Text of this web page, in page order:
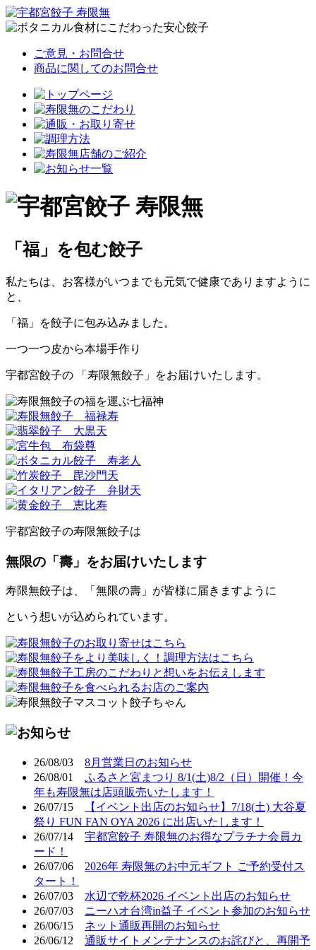
ご意見・お問合せ
商品に関してのお問合せ
「福」を包む餃子
私たちは、お客様がいつまでも元気で健康でありますように
と、
「福」を餃子に包み込みました。
一つ一つ皮から本場手作り
宇都宮餃子の 「寿限無餃子」をお届けいたします。
宇都宮餃子の寿限無餃子は
無限の「壽」をお届けいたします
寿限無餃子は、「無限の壽」が皆様に届きますように
という想いが込められています。
26/08/03
8月営業日のお知らせ
26/08/01
ふるさと宮まつり 8/1(土)8/2（日）開催！今
年も寿限無は店頭販売いたします！
26/07/15
【イベント出店のお知らせ】7/18(土) 大谷夏
祭り FUN FAN OYA 2026 に出店いたします！
26/07/14
宇都宮餃子 寿限無のお得なプラチナ会員カ
ード！
26/07/06
2026年 寿限無のお中元ギフト ご予約受付ス
タート！
26/07/03
水辺で乾杯2026 イベント出店のお知らせ
26/07/03
ニーハオ台湾in益子 イベント参加のお知らせ
26/06/15
ネット通販再開のお知らせ
26/06/12
通販サイトメンテナンスのお詫びと、再開予